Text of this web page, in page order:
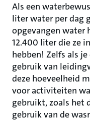
Als een
liter water per dag
opgevangen water
12.400 liter die ze
hebben! Zelfs als
gebruik van
deze hoeveelheid
voor activiteiten
gebruikt, zoals het
gebruik van de